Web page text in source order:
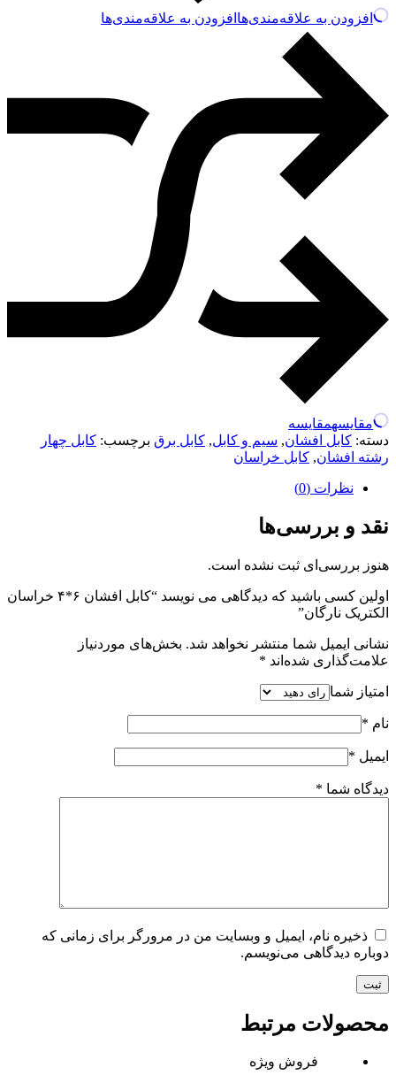
افزودن به علاقه‌مندی‌ها افزودن به علاقه‌مندی‌ها
مقایسهمقایسه
دسته: کابل افشان, سیم و کابل, کابل برق برچسب: کابل چهار
رشته افشان, کابل خراسان
نظرات (0)
نقد و بررسی‌ها
هنوز بررسی‌ای ثبت نشده است.
اولین کسی باشید که دیدگاهی می نویسد “کابل افشان ۶*۴ خراسان
الکتریک نارگان”
نشانی ایمیل شما منتشر نخواهد شد. بخش‌های موردنیاز
علامت‌گذاری شده‌اند *
امتیاز شما
نام *
ایمیل *
دیدگاه شما *
ذخیره نام، ایمیل و وبسایت من در مرورگر برای زمانی که
دوباره دیدگاهی می‌نویسم.
ثبت
محصولات مرتبط
فروش ویژه